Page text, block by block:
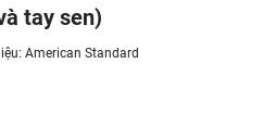
tay sen)
American Standard